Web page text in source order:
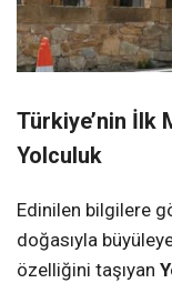
Türkiye’nin İlk
Yolculuk
Edinilen bilgilere
doğasıyla
özelliğini taşıyan